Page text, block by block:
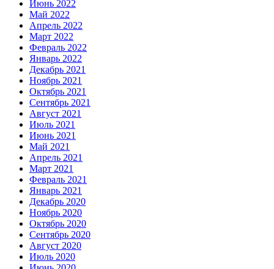
Июнь 2022
Май 2022
Апрель 2022
Март 2022
Февраль 2022
Январь 2022
Декабрь 2021
Ноябрь 2021
Октябрь 2021
Сентябрь 2021
Август 2021
Июль 2021
Июнь 2021
Май 2021
Апрель 2021
Март 2021
Февраль 2021
Январь 2021
Декабрь 2020
Ноябрь 2020
Октябрь 2020
Сентябрь 2020
Август 2020
Июль 2020